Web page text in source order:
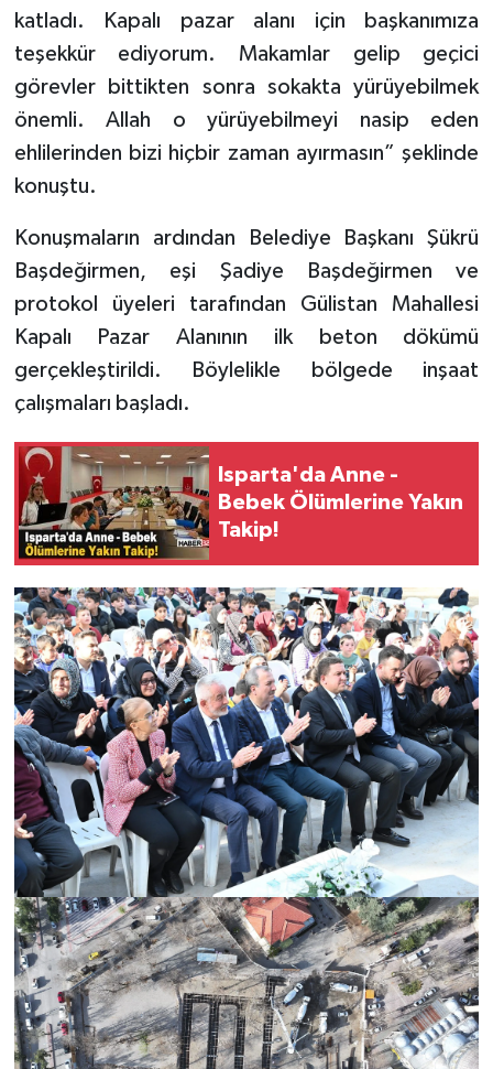
katladı. Kapalı pazar alanı için başkanımıza
teşekkür ediyorum. Makamlar gelip geçici
görevler bittikten sonra sokakta yürüyebilmek
önemli. Allah o yürüyebilmeyi nasip eden
ehlilerinden bizi hiçbir zaman ayırmasın” şeklinde
konuştu.
Konuşmaların ardından Belediye Başkanı Şükrü
Başdeğirmen, eşi Şadiye Başdeğirmen ve
protokol üyeleri tarafından Gülistan Mahallesi
Kapalı Pazar Alanının ilk beton dökümü
gerçekleştirildi. Böylelikle bölgede inşaat
çalışmaları başladı.
Isparta'da Anne -
Bebek Ölümlerine Yakın
Takip!